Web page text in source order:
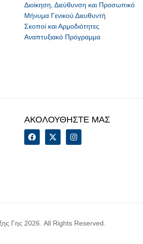
Διοίκηση, Διεύθυνση και Προσωπικό
Μήνυμα Γενικού Διευθυντή
Σκοποί και Αρμοδιότητες
Αναπτυξιακό Πρόγραμμα
ΑΚΟΛΟΥΘΗΣΤΕ ΜΑΣ
Γης 2026. All Rights Reserved.